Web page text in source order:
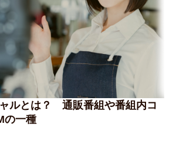
ルとは？ 通販番組や番組内コ
の一種